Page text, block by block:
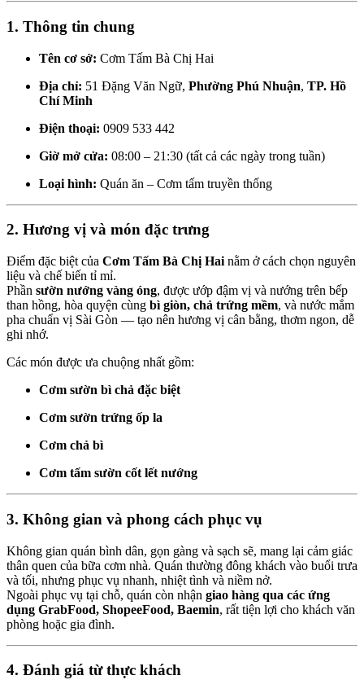
1. Thông tin chung
Tên cơ sở: Cơm Tấm Bà Chị Hai
Địa chỉ: 51 Đặng Văn Ngữ, Phường Phú Nhuận, TP. Hồ
Chí Minh
Điện thoại: 0909 533 442
Giờ mở cửa: 08:00 – 21:30 (tất cả các ngày trong tuần)
Loại hình: Quán ăn – Cơm tấm truyền thống
2. Hương vị và món đặc trưng
Điểm đặc biệt của Cơm Tấm Bà Chị Hai nằm ở cách chọn nguyên
liệu và chế biến tỉ mỉ.
Phần sườn nướng vàng óng, được ướp đậm vị và nướng trên bếp
than hồng, hòa quyện cùng bì giòn, chả trứng mềm, và nước mắm
pha chuẩn vị Sài Gòn — tạo nên hương vị cân bằng, thơm ngon, dễ
ghi nhớ.
Các món được ưa chuộng nhất gồm:
Cơm sườn bì chả đặc biệt
Cơm sườn trứng ốp la
Cơm chả bì
Cơm tấm sườn cốt lết nướng
3. Không gian và phong cách phục vụ
Không gian quán bình dân, gọn gàng và sạch sẽ, mang lại cảm giác
thân quen của bữa cơm nhà. Quán thường đông khách vào buổi trưa
và tối, nhưng phục vụ nhanh, nhiệt tình và niềm nở.
Ngoài phục vụ tại chỗ, quán còn nhận giao hàng qua các ứng
dụng GrabFood, ShopeeFood, Baemin, rất tiện lợi cho khách văn
phòng hoặc gia đình.
4. Đánh giá từ thực khách